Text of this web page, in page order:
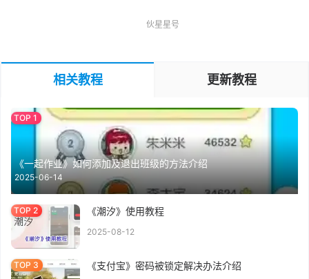
伙星星号
相关教程 更新教程
《一起作业》如何添加及退出班级的方法介绍
2025-06-14
《潮汐》使用教程
2025-08-12
《支付宝》密码被锁定解决办法介绍